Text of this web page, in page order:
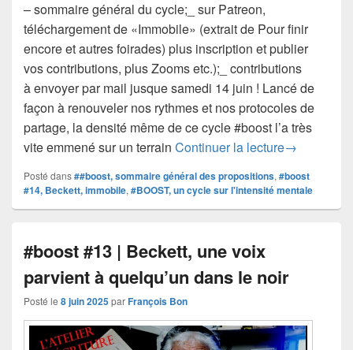
– sommaire général du cycle;_ sur Patreon,
téléchargement de «Immobile» (extrait de Pour finir
encore et autres foirades) plus inscription et publier
vos contributions, plus Zooms etc.);_ contributions
à envoyer par mail jusque samedi 14 juin ! Lancé de
façon à renouveler nos rythmes et nos protocoles de
partage, la densité même de ce cycle #boost l’a très
vite emmené sur un terrain Continuer la lecture#boost #14
→
Posté dans##boost, sommaire général des propositions, #boost
#14, Beckett, immobile, #BOOST, un cycle sur l'intensité mentale
#boost #13 | Beckett, une voix
parvient à quelqu’un dans le noir
Posté le 8 juin 2025parFrançois Bon